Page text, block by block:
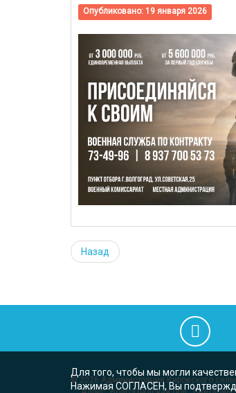
Опубликовано: 19 января 2026
Назад
© 2026 Администрация Кировского
Для того, чтобы мы могли
Нажимая СОГЛАСЕН, Вы